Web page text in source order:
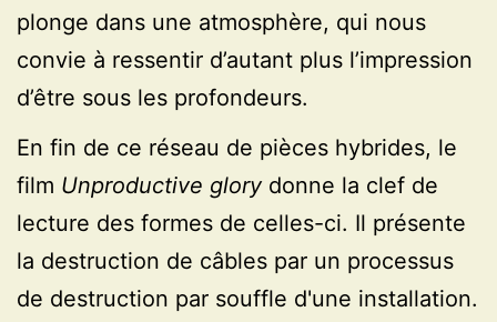
plonge dans une atmosphère, qui nous
convie à ressentir d’autant plus l’impression
d’être sous les profondeurs.
En fin de ce réseau de pièces hybrides, le
film Unproductive glorydonne la clef de
lecture des formes de celles-ci. Il présente
la destruction de câbles par un processus
de destruction par souffle d'une installation.